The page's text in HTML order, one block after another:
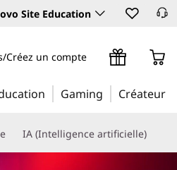
Site Education
Créez un compte
Gaming Créateur
IA (Intelligence artificielle)